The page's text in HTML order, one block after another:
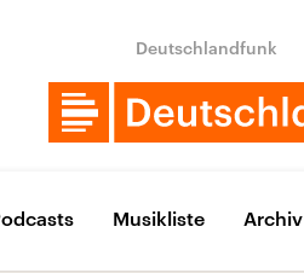
Deutschlandfunk
Musikliste Archiv